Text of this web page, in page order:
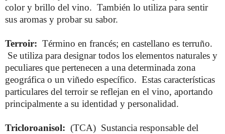
color y brillo del vino. También lo utiliza para sentir
sus aromas y probar su sabor.
Terroir: Término en francés; en castellano es terruño.
Se utiliza para designar todos los elementos naturales y
peculiares que pertenecen a una determinada zona
geográfica o un viñedo específico. Estas características
particulares del terroir se reflejan en el vino, aportando
principalmente a su identidad y personalidad.
Tricloroanisol: (TCA) Sustancia responsable del